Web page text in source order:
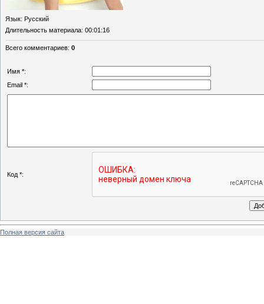
Язык: Русский
Длительность материала: 00:01:16
Всего комментариев: 0
Имя *:
Email *:
Код *:
Полная версия сайта